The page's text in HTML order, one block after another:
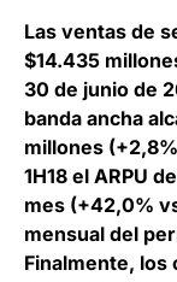
Las ventas de
$14.435
30 de junio de
banda ancha
millones
1H18 el ARPU
mes (+42,0%
mensual del
Finalmente, los